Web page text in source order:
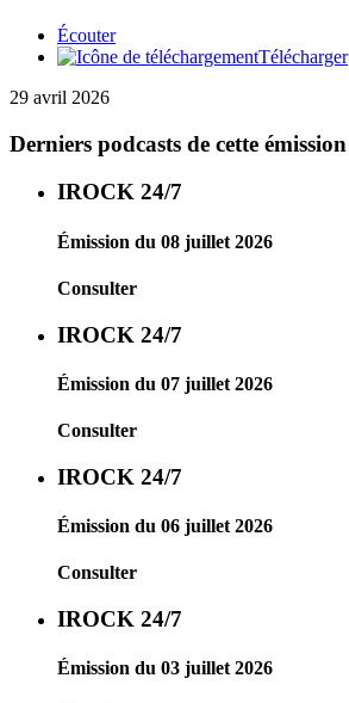
Écouter
Télécharger
29 avril 2026
Derniers podcasts de cette émission
IROCK 24/7
Émission du 08 juillet 2026
Consulter
IROCK 24/7
Émission du 07 juillet 2026
Consulter
IROCK 24/7
Émission du 06 juillet 2026
Consulter
IROCK 24/7
Émission du 03 juillet 2026